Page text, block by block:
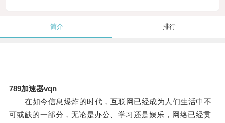
简介 排行
789加速器vqn
在如今信息爆炸的时代，互联网已经成为人们生活中不
可或缺的一部分，无论是办公、学习还是娱乐，网络已经贯